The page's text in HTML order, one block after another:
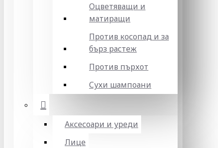
Оцветяващи и
матиращи
Против косопад и за
бърз растеж
Против пърхот
Сухи шампоани
Аксесоари и уреди
Лице